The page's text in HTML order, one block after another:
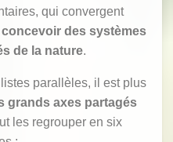
qui convergent
concevoir des systèmes
de la nature.
parallèles, il est plus
grands axes partagés
les regrouper en six